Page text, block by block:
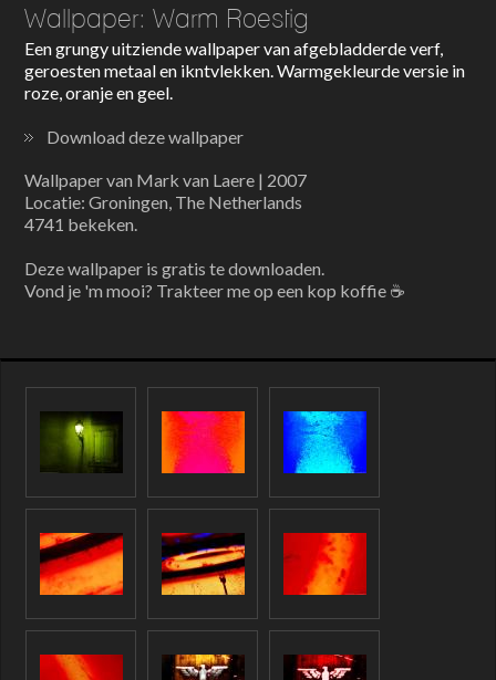
Wallpaper: Warm Roestig
Een grungy uitziende wallpaper van afgebladderde verf,
geroesten metaal en ikntvlekken. Warmgekleurde versie in
roze, oranje en geel.
Download deze wallpaper
Wallpaper van Mark van Laere | 2007
Locatie: Groningen, The Netherlands
4741 bekeken.
Deze wallpaper is gratis te downloaden.
Vond je 'm mooi? Trakteer me op een kop koffie ☕